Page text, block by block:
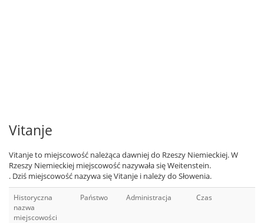
Vitanje
Vitanje to miejscowość należąca dawniej do Rzeszy Niemieckiej. W
Rzeszy Niemieckiej miejscowość nazywała się Weitenstein.
. Dziś miejscowość nazywa się Vitanje i należy do Słowenia.
Historyczna
nazwa
miejscowości
Państwo Administracja Czas